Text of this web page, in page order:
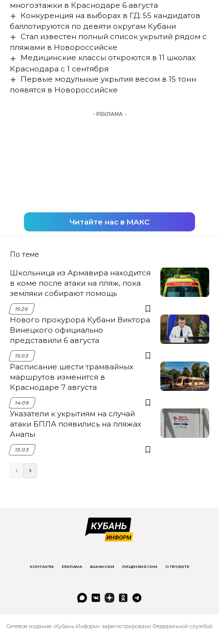
многоэтажки в Краснодаре 6 августа
Конкуренция на выборах в ГД: 55 кандидатов
баллотируются по девяти округам Кубани
Стал известен полный список укрытий рядом с
пляжами в Новороссийске
Медицинские классы откроются в 11 школах
Краснодара с 1 сентября
Первые модульные укрытия весом в 15 тонн
появятся в Новороссийске
- РЕКЛАМА -
Читайте нас в МАКС
По теме
Школьница из Армавира находится
в коме после атаки на пляж, пока
земляки собирают помощь
15:26
Нового прокурора Кубани Виктора
Винецкого официально
представили 6 августа
15:03
Расписание шести трамвайных
маршрутов изменится в
Краснодаре 7 августа
14:09
Указатели к укрытиям на случай
атаки БПЛА появились на пляжах
Анапы
13:03
КОНТАКТЫ РЕКЛАМА ВАКАНСИИ ЛИЦЕНЗИЯ СМИ О ПРОЕКТЕ
Сетевое издание «Кубань Информ» зарегистрировано Федеральной службой